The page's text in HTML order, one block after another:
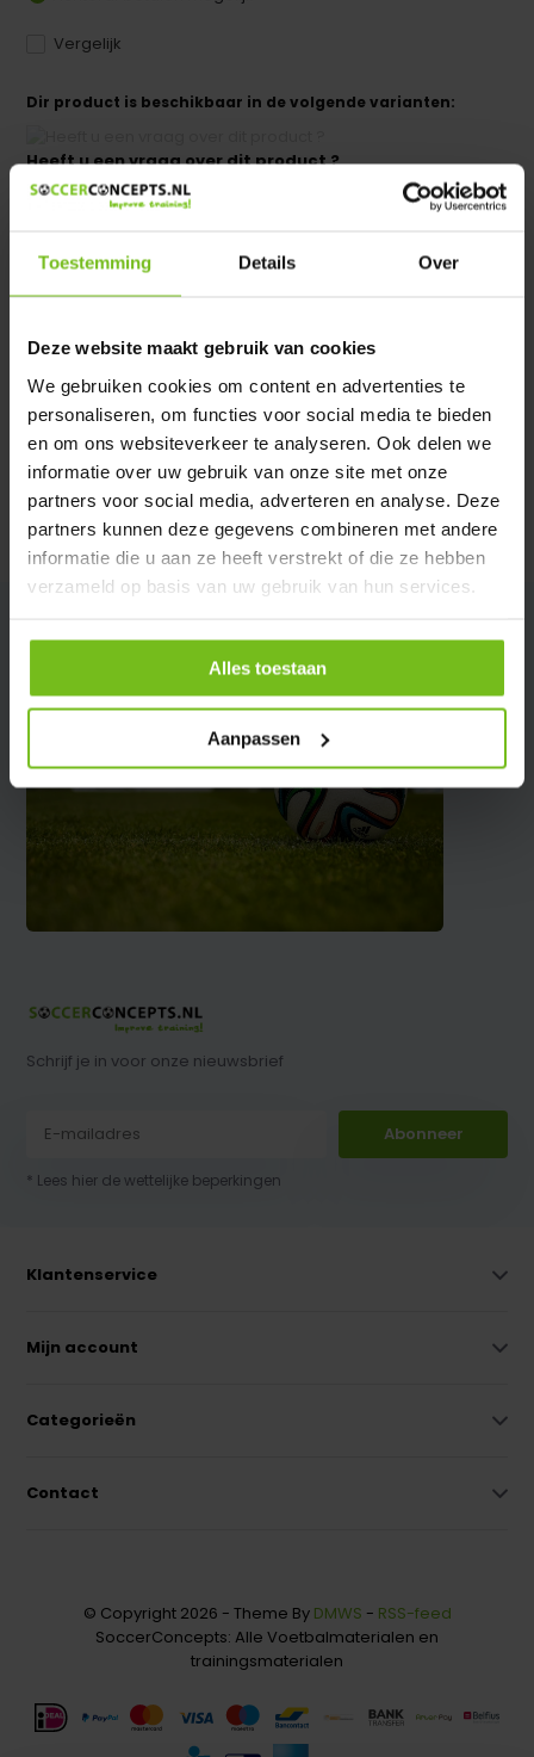
Toestemming Details Over
Deze website maakt gebruik van cookies
We gebruiken cookies om content en advertenties te
personaliseren, om functies voor social media te bieden
en om ons websiteverkeer te analyseren. Ook delen we
informatie over uw gebruik van onze site met onze
partners voor social media, adverteren en analyse. Deze
partners kunnen deze gegevens combineren met andere
informatie die u aan ze heeft verstrekt of die ze hebben
verzameld op basis van uw gebruik van hun services.
Alles toestaan
Aanpassen
Vergelijk
Dir product is beschikbaar in de volgende varianten:
Heeft u een vraag over dit product ?
We helpen u graag met meer informatie
Specificaties
Reviews
Delen
Schrijf je in voor onze nieuwsbrief
Abonneer
* Lees hier de wettelijke beperkingen
Klantenservice
Mijn account
Categorieën
Contact
© Copyright 2026 - Theme By DMWS - RSS-feed
SoccerConcepts: Alle Voetbalmaterialen en
trainingsmaterialen